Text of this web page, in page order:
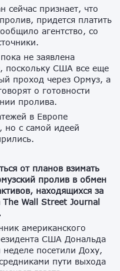
сейчас признает, что
придется платить
агентство, со
не заявлена
поскольку США все еще
проход через Ормуз, а
о готовности
пролива.
в Европе
но с самой идеей
от планов взимать
пролив в обмен
находящихся за
Wall Street Journal
американского
США Дональда
посетили Доху,
пути выхода